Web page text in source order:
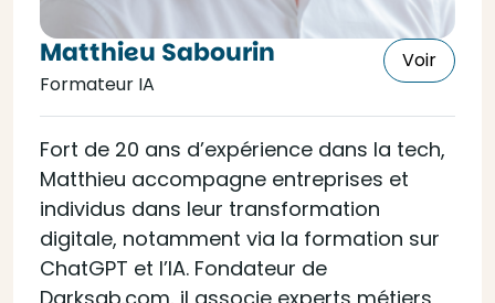
Matthieu Sabourin
Formateur IA
Voir
Fort de 20 ans d’expérience dans la tech,
Matthieu accompagne entreprises et
individus dans leur transformation
digitale, notamment via la formation sur
ChatGPT et l’IA. Fondateur de